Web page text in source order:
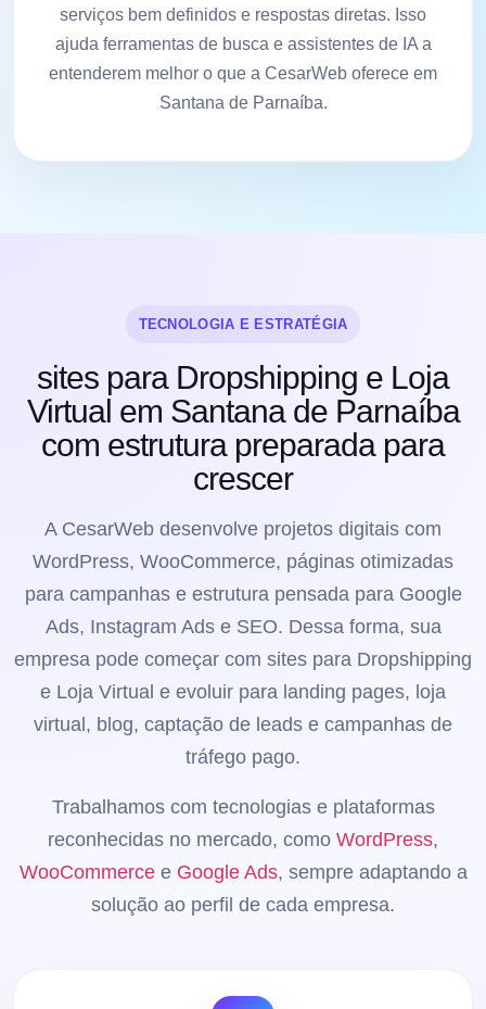
serviços bem definidos e respostas diretas. Isso
ajuda ferramentas de busca e assistentes de IA a
entenderem melhor o que a CesarWeb oferece em
Santana de Parnaíba.
TECNOLOGIA E ESTRATÉGIA
sites para Dropshipping e Loja
Virtual em Santana de Parnaíba
com estrutura preparada para
crescer
A CesarWeb desenvolve projetos digitais com
WordPress, WooCommerce, páginas otimizadas
para campanhas e estrutura pensada para Google
Ads, Instagram Ads e SEO. Dessa forma, sua
empresa pode começar com sites para Dropshipping
e Loja Virtual e evoluir para landing pages, loja
virtual, blog, captação de leads e campanhas de
tráfego pago.
Trabalhamos com tecnologias e plataformas
reconhecidas no mercado, como WordPress,
WooCommercee Google Ads, sempre adaptando a
solução ao perfil de cada empresa.